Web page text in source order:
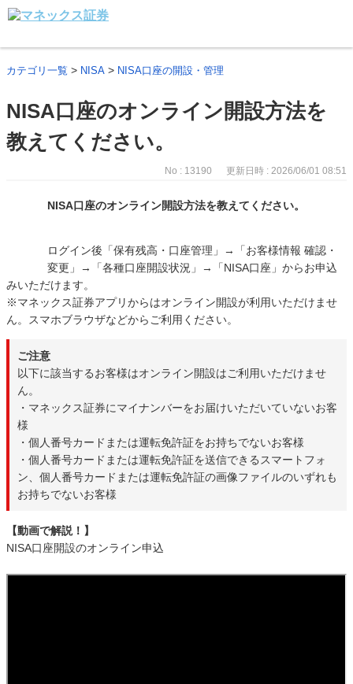
カテゴリ一覧 > NISA > NISA口座の開設・管理
NISA口座のオンライン開設方法を
教えてください。
No : 13190 更新日時 : 2026/06/01 08:51
NISA口座のオンライン開設方法を教えてください。
ログイン後「保有残高・口座管理」→「お客様情報 確認・
変更」→「各種口座開設状況」→「NISA口座」からお申込
みいただけます。
※マネックス証券アプリからはオンライン開設が利用いただけませ
ん。スマホブラウザなどからご利用ください。
ご注意
以下に該当するお客様はオンライン開設はご利用いただけませ
ん。
・マネックス証券にマイナンバーをお届けいただいていないお客
様
・個人番号カードまたは運転免許証をお持ちでないお客様
・個人番号カードまたは運転免許証を送信できるスマートフォ
ン、個人番号カードまたは運転免許証の画像ファイルのいずれも
お持ちでないお客様
【動画で解説！】
NISA口座開設のオンライン申込